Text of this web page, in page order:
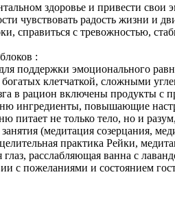
здоровье и привести
чувствовать радость
справиться с тревожностью,
:
поддержки эмоционального
клетчаткой, сложными
в рацион включены продукты
ингредиенты, повышающие
питает не только тело, но и
(медитация coзерцания,
практика Рейки,
расслабляющая ванна с
с пожеланиями и состоянием